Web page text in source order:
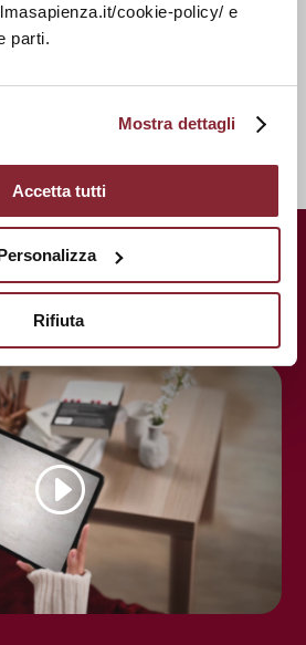
cookie-policy/ e
parti.
Mostra dettagli
Accetta tutti
Rifiuta
Una storia
del tuo futuro.